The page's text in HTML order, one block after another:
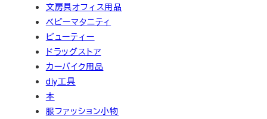
文房具オフィス用品
ベビーマタニティ
ビューティー
ドラッグストア
カーバイク用品
diy工具
本
服ファッション小物